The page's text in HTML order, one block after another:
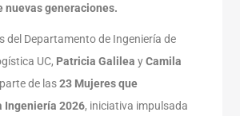
nuevas generaciones.
del Departamento de Ingeniería de
UC, Patricia Galilea yCamila
de las23 Mujeres que
Ingeniería 2026, iniciativa impulsada